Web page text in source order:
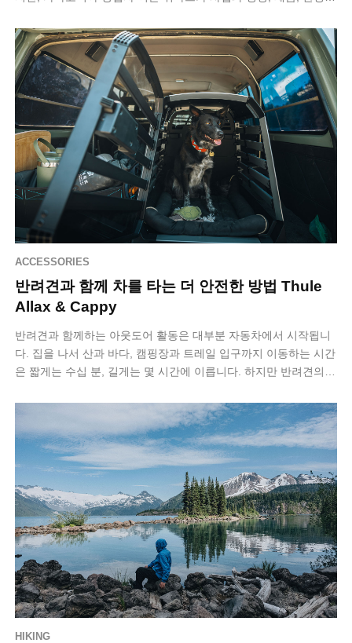
ACCESSORIES
반려견과 함께 차를 타는 더 안전한 방법 Thule
Allax & Cappy
반려견과 함께하는 아웃도어 활동은 대부분 자동차에서 시작됩니
다. 집을 나서 산과 바다, 캠핑장과 트레일 입구까지 이동하는 시간
은 짧게는 수십 분, 길게는 몇 시간에 이릅니다. 하지만 반려견의
HIKING